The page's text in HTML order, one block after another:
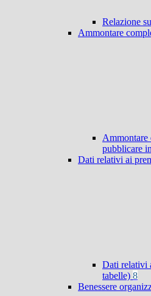
Relazione
Ammontare
Ammontare
pubblicare
Dati relativi ai
Dati relativi
tabelle) 8
Benessere